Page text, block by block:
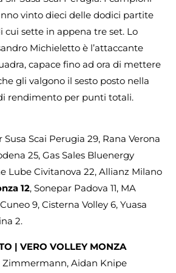
vinto dieci delle dodici partite
cui sette in appena tre set. Lo
Michieletto è l’attaccante
capace fino ad ora di mettere
gli valgono il sesto posto nella
rendimento per punti totali.
Susa Scai Perugia 29, Rana Verona
25, Gas Sales Bluenergy
Lube Civitanova 22, Allianz Milano
12, Sonepar Padova 11, MA
9, Cisterna Volley 6, Yuasa
2.
| VERO VOLLEY MONZA
Zimmermann, Aidan Knipe